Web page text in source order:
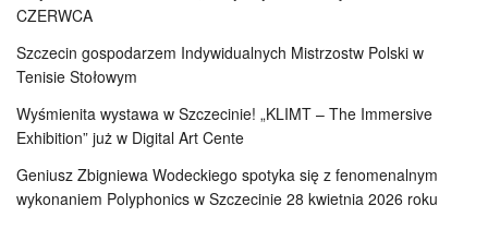
CZERWCA
Szczecin gospodarzem Indywidualnych Mistrzostw Polski w
Tenisie Stołowym
Wyśmienita wystawa w Szczecinie! „KLIMT – The Immersive
Exhibition” już w Digital Art Cente
Geniusz Zbigniewa Wodeckiego spotyka się z fenomenalnym
wykonaniem Polyphonics w Szczecinie 28 kwietnia 2026 roku